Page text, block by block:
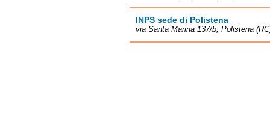
INPS sede di Polistena
via Santa Marina 137/b, Polistena